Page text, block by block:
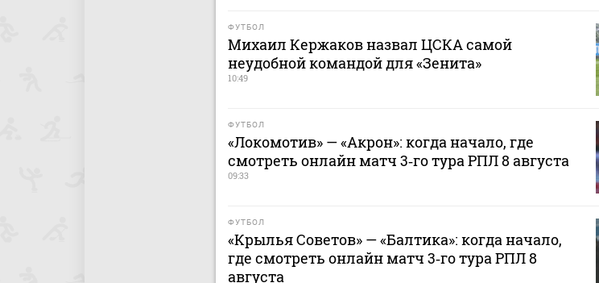
ФУТБОЛ
Михаил Кержаков назвал ЦСКА самой
неудобной командой для «Зенита»
10:49
ФУТБОЛ
«Локомотив» — «Акрон»: когда начало, где
смотреть онлайн матч 3‑го тура РПЛ 8 августа
09:33
ФУТБОЛ
«Крылья Советов» — «Балтика»: когда начало,
где смотреть онлайн матч 3‑го тура РПЛ 8
августа